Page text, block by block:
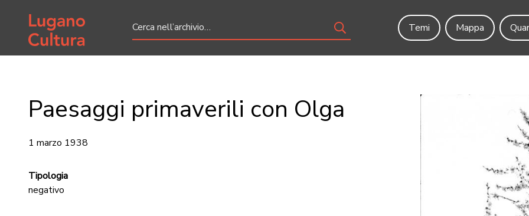
Home page
Temi
Mappa
Paesaggi primaverili con Olga
1 marzo 1938
Tipologia
negativo